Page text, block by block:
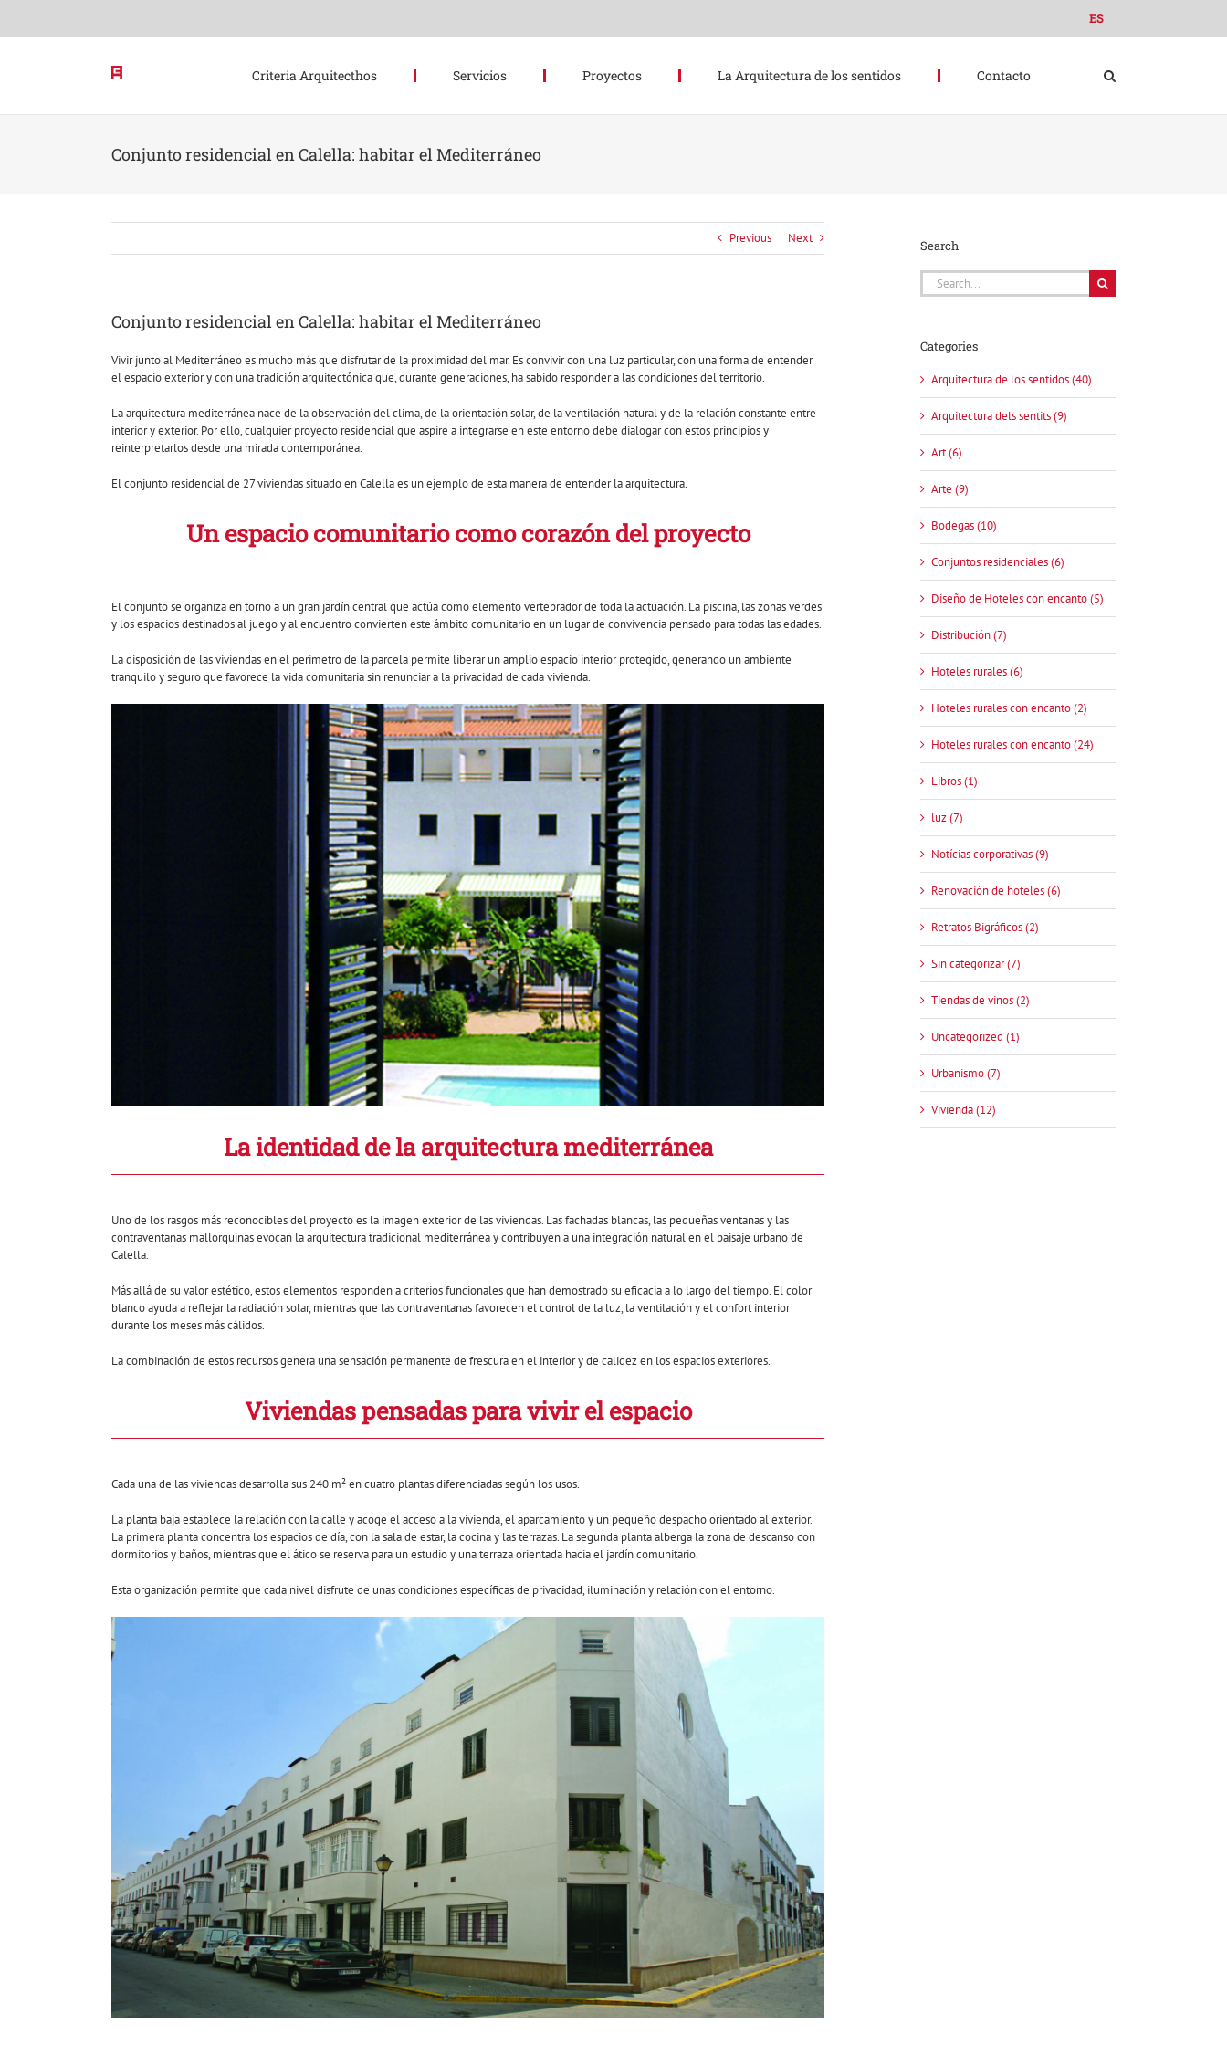
content
ES
Criteria Arquitecthos Servicios Proyectos La Arquitectura de los sentidos Contacto
Conjunto residencial en Calella: habitar el Mediterráneo
Previous Next
Conjunto residencial en Calella: habitar el Mediterráneo
Vivir junto al Mediterráneo es mucho más que disfrutar de la proximidad del mar. Es convivir con una luz particular, con una forma de entender
el espacio exterior y con una tradición arquitectónica que, durante generaciones, ha sabido responder a las condiciones del territorio.
La arquitectura mediterránea nace de la observación del clima, de la orientación solar, de la ventilación natural y de la relación constante entre
interior y exterior. Por ello, cualquier proyecto residencial que aspire a integrarse en este entorno debe dialogar con estos principios y
reinterpretarlos desde una mirada contemporánea.
El conjunto residencial de 27 viviendas situado en Calella es un ejemplo de esta manera de entender la arquitectura.
Un espacio comunitario como corazón del proyecto
El conjunto se organiza en torno a un gran jardín central que actúa como elemento vertebrador de toda la actuación. La piscina, las zonas verdes
y los espacios destinados al juego y al encuentro convierten este ámbito comunitario en un lugar de convivencia pensado para todas las edades.
La disposición de las viviendas en el perímetro de la parcela permite liberar un amplio espacio interior protegido, generando un ambiente
tranquilo y seguro que favorece la vida comunitaria sin renunciar a la privacidad de cada vivienda.
La identidad de la arquitectura mediterránea
Uno de los rasgos más reconocibles del proyecto es la imagen exterior de las viviendas. Las fachadas blancas, las pequeñas ventanas y las
contraventanas mallorquinas evocan la arquitectura tradicional mediterránea y contribuyen a una integración natural en el paisaje urbano de
Calella.
Más allá de su valor estético, estos elementos responden a criterios funcionales que han demostrado su eficacia a lo largo del tiempo. El color
blanco ayuda a reflejar la radiación solar, mientras que las contraventanas favorecen el control de la luz, la ventilación y el confort interior
durante los meses más cálidos.
La combinación de estos recursos genera una sensación permanente de frescura en el interior y de calidez en los espacios exteriores.
Viviendas pensadas para vivir el espacio
Cada una de las viviendas desarrolla sus 240 m² en cuatro plantas diferenciadas según los usos.
La planta baja establece la relación con la calle y acoge el acceso a la vivienda, el aparcamiento y un pequeño despacho orientado al exterior.
La primera planta concentra los espacios de día, con la sala de estar, la cocina y las terrazas. La segunda planta alberga la zona de descanso con
dormitorios y baños, mientras que el ático se reserva para un estudio y una terraza orientada hacia el jardín comunitario.
Esta organización permite que cada nivel disfrute de unas condiciones específicas de privacidad, iluminación y relación con el entorno.
Search
Search
for:
Categories
Arquitectura de los sentidos (40)
Arquitectura dels sentits (9)
Art (6)
Arte (9)
Bodegas (10)
Conjuntos residenciales (6)
Diseño de Hoteles con encanto (5)
Distribución (7)
Hoteles rurales (6)
Hoteles rurales con encanto (2)
Hoteles rurales con encanto (24)
Libros (1)
luz (7)
Notícias corporativas (9)
Renovación de hoteles (6)
Retratos Bigráficos (2)
Sin categorizar (7)
Tiendas de vinos (2)
Uncategorized (1)
Urbanismo (7)
Vivienda (12)